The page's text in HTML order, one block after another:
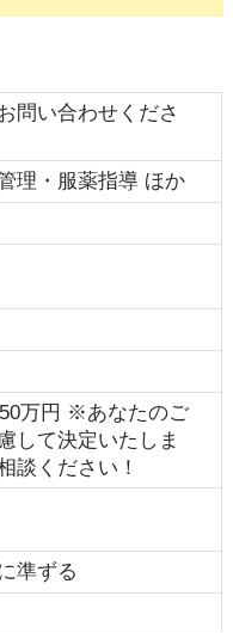
問い合わせくださ
理・服薬指導 ほか
万円 ※あなたのご
して決定いたしま
談ください！
準ずる